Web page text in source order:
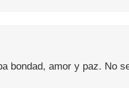
bondad, amor y paz. No